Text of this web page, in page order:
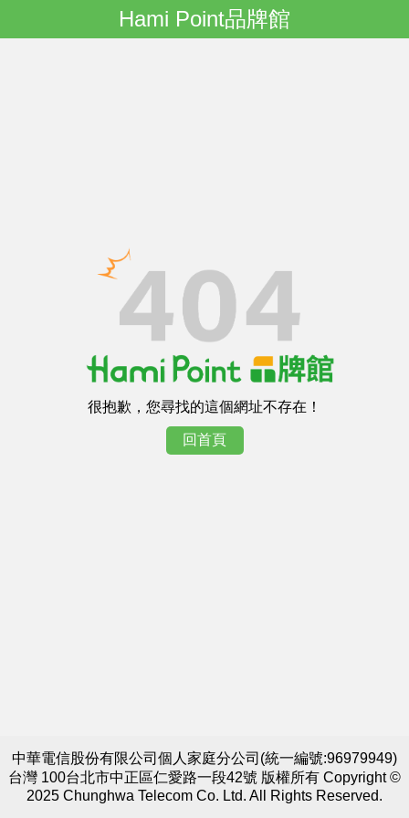
Hami Point品牌館
很抱歉，您尋找的這個網址不存在！
回首頁
中華電信股份有限公司個人家庭分公司(統一編號:96979949)
台灣 100台北市中正區仁愛路一段42號 版權所有 Copyright ©
2025 Chunghwa Telecom Co. Ltd. All Rights Reserved.